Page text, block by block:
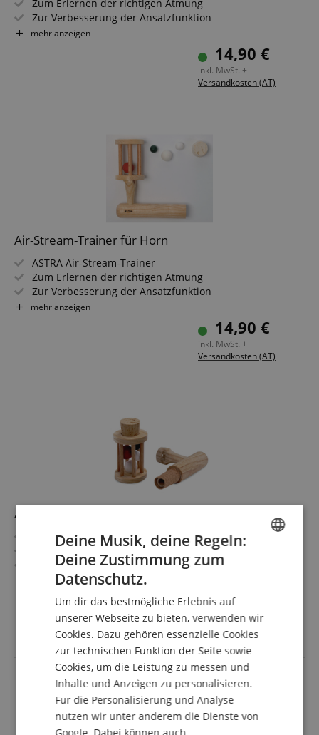
Zum Erlernen der richtigen Atmung
Zur Verbesserung der Ansatzfunktion
Für Posaune small oder Tenorhorn
mehr anzeigen
14,90 €
inkl. MwSt. +
Versandkosten (AT)
Air-Stream-Trainer für Horn
ASTRA Air-Stream-Trainer
Zum Erlernen der richtigen Atmung
Zur Verbesserung der Ansatzfunktion
Für Waldhorn small
mehr anzeigen
14,90 €
inkl. MwSt. +
Versandkosten (AT)
Air-Stream-Trainer für Alt-Saxofon
ASTRA Air-Stream-Trainer
Zum Erlernen der richtigen Atmung
Zur Verbesserung der Ansatzfunktion
Für Alt-Saxofon
mehr anzeigen
19,90 €
inkl. MwSt. +
Versandkosten (AT)
FRENCH
ITALIAN
SPANISH
Deine Musik, deine Regeln:
Deine Zustimmung zum
Datenschutz.
Um dir das bestmögliche Erlebnis auf
unserer Webseite zu bieten, verwenden wir
Cookies. Dazu gehören essenzielle Cookies
zur technischen Funktion der Seite sowie
Cookies, um die Leistung zu messen und
Inhalte und Anzeigen zu personalisieren.
Für die Personalisierung und Analyse
nutzen wir unter anderem die Dienste von
Google. Dabei können auch